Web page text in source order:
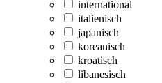
international
italienisch
japanisch
koreanisch
kroatisch
libanesisch